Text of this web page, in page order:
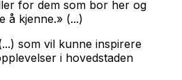
for dem som bor her og
å kjenne.» (...)
som vil kunne inspirere
i hovedstaden